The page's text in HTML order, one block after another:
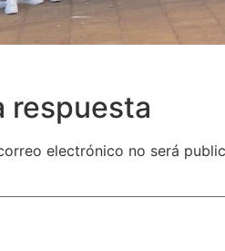
respuesta
electrónico no será